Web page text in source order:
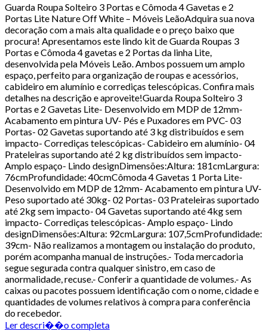
Guarda Roupa Solteiro 3 Portas e Cômoda 4 Gavetas e 2
Portas Lite Nature Off White – Móveis LeãoAdquira sua nova
decoração com a mais alta qualidade e o preço baixo que
procura! Apresentamos este lindo kit de Guarda Roupas 3
Portas e Cômoda 4 gavetas e 2 Portas da linha Lite,
desenvolvida pela Móveis Leão. Ambos possuem um amplo
espaço, perfeito para organização de roupas e acessórios,
cabideiro em alumínio e corrediças telescópicas. Confira mais
detalhes na descrição e aproveite!Guarda Roupa Solteiro 3
Portas e 2 Gavetas Lite- Desenvolvido em MDP de 12mm-
Acabamento em pintura UV- Pés e Puxadores em PVC- 03
Portas- 02 Gavetas suportando até 3 kg distribuídos e sem
impacto- Corrediças telescópicas- Cabideiro em alumínio- 04
Prateleiras suportando até 2 kg distribuídos sem impacto-
Amplo espaço- Lindo designDimensões:Altura: 181cmLargura:
76cmProfundidade: 40cmCômoda 4 Gavetas 1 Porta Lite-
Desenvolvido em MDP de 12mm- Acabamento em pintura UV-
Peso suportado até 30kg- 02 Portas- 03 Prateleiras suportado
até 2kg sem impacto- 04 Gavetas suportando até 4kg sem
impacto- Corrediças telescópicas- Amplo espaço- Lindo
designDimensões:Altura: 92cmLargura: 107,5cmProfundidade:
39cm- Não realizamos a montagem ou instalação do produto,
porém acompanha manual de instruções.- Toda mercadoria
segue segurada contra qualquer sinistro, em caso de
anormalidade, recuse.- Conferir a quantidade de volumes.- As
caixas ou pacotes possuem identificação com o nome, cidade e
quantidades de volumes relativos à compra para conferência
do recebedor.
Ler descri��o completa